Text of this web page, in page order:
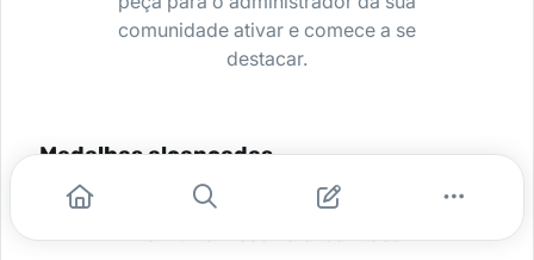
comunidade ativar e comece a se
destacar.
Medalhas alcançadas
Nenhuma medalha encontrada